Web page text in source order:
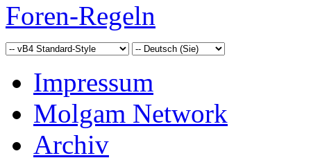
Foren-Regeln
Impressum
Molgam Network
Archiv